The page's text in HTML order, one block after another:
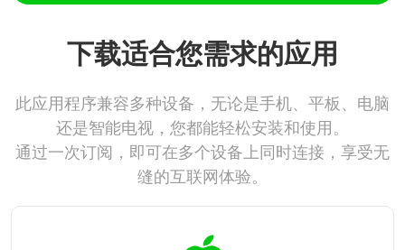
下载适合您需求的应用
此应用程序兼容多种设备，无论是手机、平板、电脑
还是智能电视，您都能轻松安装和使用。
通过一次订阅，即可在多个设备上同时连接，享受无
缝的互联网体验。